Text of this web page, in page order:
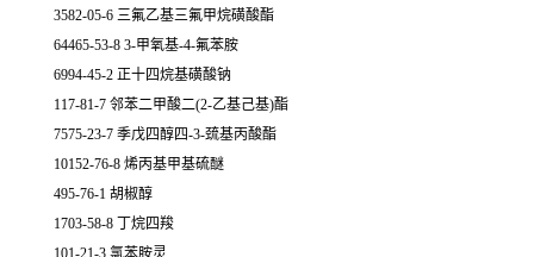
3582-05-6 三氟乙基三氟甲烷磺酸酯
64465-53-8 3-甲氧基-4-氟苯胺
6994-45-2 正十四烷基磺酸钠
117-81-7 邻苯二甲酸二(2-乙基己基)酯
7575-23-7 季戊四醇四-3-巯基丙酸酯
10152-76-8 烯丙基甲基硫醚
495-76-1 胡椒醇
1703-58-8 丁烷四羧